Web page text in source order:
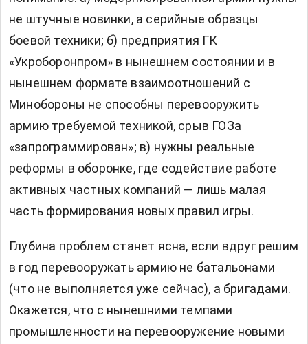
не штучные новинки, а серийные образцы
боевой техники; б) предприятия ГК
«Укроборонпром» в нынешнем состоянии и в
нынешнем формате взаимоотношений с
Минобороны не способны перевооружить
армию требуемой техникой, срыв ГОЗа
«запрограммирован»; в) нужны реальные
реформы в оборонке, где содействие работе
активных частных компаний — лишь малая
часть формирования новых правил игры.
Глубина проблем станет ясна, если вдруг решим
в год перевооружать армию не батальонами
(что не выполняется уже сейчас), а бригадами.
Окажется, что с нынешними темпами
промышленности на перевооружение новыми